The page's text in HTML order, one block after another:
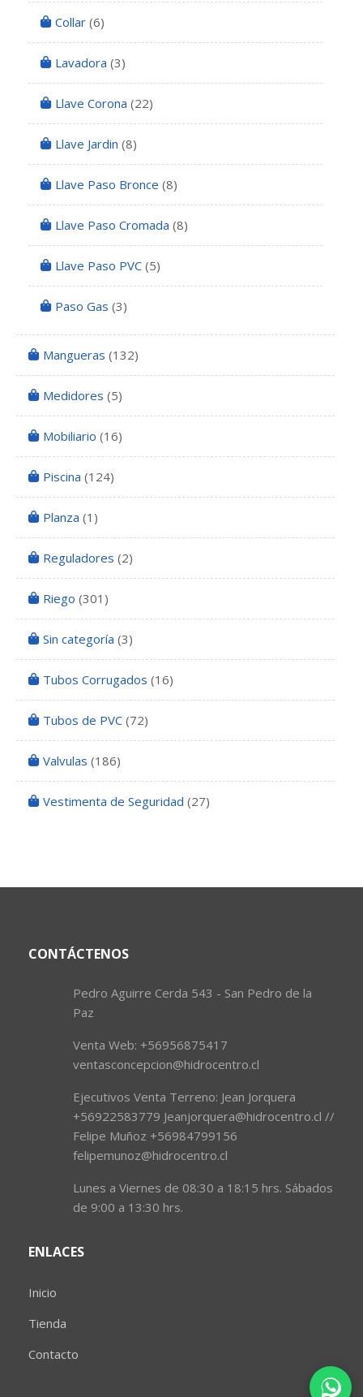
Collar (6)
Lavadora (3)
Llave Corona (22)
Llave Jardin (8)
Llave Paso Bronce (8)
Llave Paso Cromada (8)
Llave Paso PVC (5)
Paso Gas (3)
Mangueras (132)
Medidores (5)
Mobiliario (16)
Piscina (124)
Planza (1)
Reguladores (2)
Riego (301)
Sin categoría (3)
Tubos Corrugados (16)
Tubos de PVC (72)
Valvulas (186)
Vestimenta de Seguridad (27)
CONTÁCTENOS
Pedro Aguirre Cerda 543 - San Pedro de la
Paz
Venta Web: +56956875417
ventasconcepcion@hidrocentro.cl
Ejecutivos Venta Terreno: Jean Jorquera
+56922583779 Jeanjorquera@hidrocentro.cl //
Felipe Muñoz +56984799156
felipemunoz@hidrocentro.cl
Lunes a Viernes de 08:30 a 18:15 hrs. Sábados
de 9:00 a 13:30 hrs.
ENLACES
Inicio
Tienda
Contacto